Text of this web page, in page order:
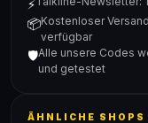
⚡
📦Kostenloser
verfügbar
🛡️Alle unsere Codes
und getestet
ÄHNLICHE SHOPS